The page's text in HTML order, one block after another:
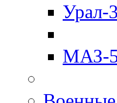
МАЗ-